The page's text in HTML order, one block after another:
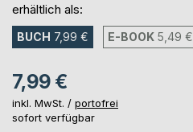
erhältlich als:
BUCH 7,99 € E-BOOK 5,49 €
7,99 €
inkl. MwSt. / portofrei
sofort verfügbar